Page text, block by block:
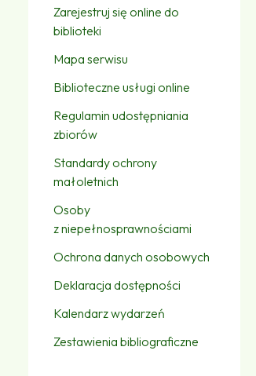
Zarejestruj się online do
biblioteki
Mapa serwisu
Biblioteczne usługi online
Regulamin udostępniania
zbiorów
Standardy ochrony
małoletnich
Osoby
z niepełnosprawnościami
Ochrona danych osobowych
Deklaracja dostępności
Kalendarz wydarzeń
Zestawienia bibliograficzne